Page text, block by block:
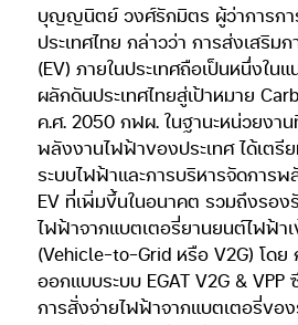
บุญญนิตย์ วงศ์รักมิตร ผู้ว่าการกา
ประเทศไทย กล่าวว่า การส่งเสริม
(EV) ภายในประเทศถือเป็นหนึ่งใ
ผลักดันประเทศไทยสู่เป้าหมาย
ค.ศ. 2050 กฟผ. ในฐานะหน่วยงา
พลังงานไฟฟ้าของประเทศ ได้เตรี
ระบบไฟฟ้าและการบริหารจัดการ
EV ที่เพิ่มขึ้นในอนาคต รวมถึงรอง
ไฟฟ้าจากแบตเตอรี่ยานยนต์ไฟฟ้า
(Vehicle-to-Grid หรือ V2G) โด
ออกแบบระบบ EGAT V2G & VPP
การสั่งจ่ายไฟฟ้าจากแบตเตอรี่ขอ